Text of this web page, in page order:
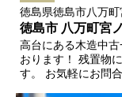
徳島県徳島市八万
徳島市 八万町宮
高台にある木造中
おります！ 残置物
す。 お気軽にお問